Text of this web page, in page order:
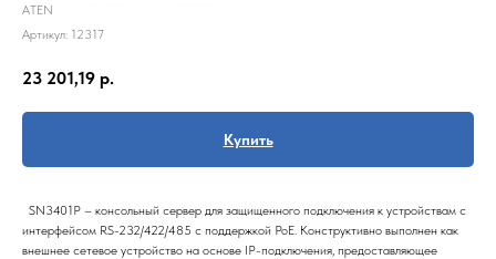
ATEN
Артикул: 12317
23 201,19 р.
Купить
SN3401P – консольный сервер для защищенного подключения к устройствам с
интерфейсом RS-232/422/485 с поддержкой PoE. Конструктивно выполнен как
внешнее сетевое устройство на основе IP-подключения, предоставляющее